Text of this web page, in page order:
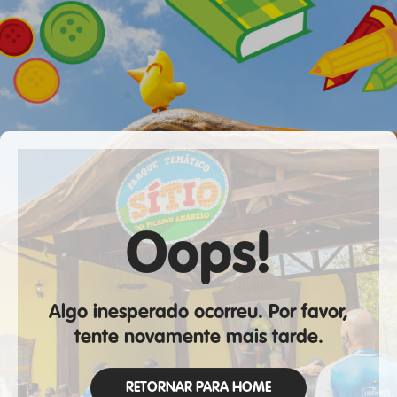
Oops!
Algo inesperado ocorreu. Por favor,
tente novamente mais tarde.
RETORNAR PARA HOME